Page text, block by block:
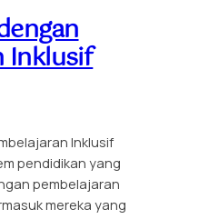
Inklusif
Inklusif
pendidikan yang
pembelajaran
mereka yang